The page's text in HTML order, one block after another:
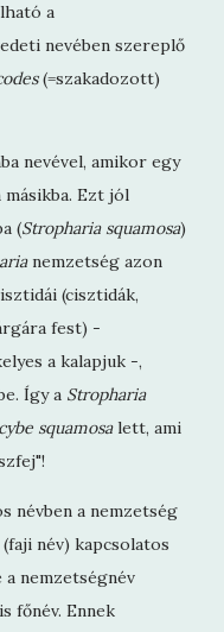
a
nevében szereplő
(=szakadozott)
nevével, amikor egy
Ezt jól
(Stropharia squamosa)
nemzetség azon
(cisztidák,
fest) -
a kalapjuk -,
Így a Stropharia
squamosalett, ami
névben a nemzetség
név) kapcsolatos
a nemzetségnév
főnév. Ennek